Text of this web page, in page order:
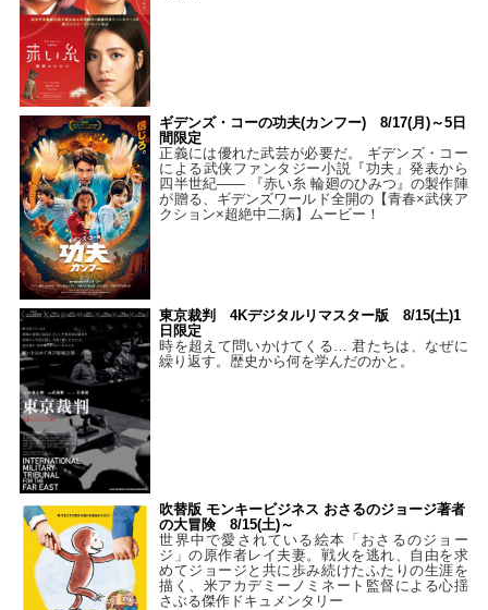
ギデンズ・コーの功夫(カンフー) 8/17(月)～5日
間限定
正義には優れた武芸が必要だ。 ギデンズ・コー
による武侠ファンタジー小説『功夫』発表から
四半世紀―― 『赤い糸 輪廻のひみつ』の製作陣
が贈る、ギデンズワールド全開の【青春×武侠ア
クション×超絶中二病】ムービー！
東京裁判 4Kデジタルリマスター版 8/15(土)1
日限定
時を超えて問いかけてくる… 君たちは、なぜに
繰り返す。歴史から何を学んだのかと。
吹替版 モンキービジネス おさるのジョージ著者
の大冒険 8/15(土)～
世界中で愛されている絵本「おさるのジョー
ジ」の原作者レイ夫妻。戦火を逃れ、自由を求
めてジョージと共に歩み続けたふたりの生涯を
描く、米アカデミーノミネート監督による心揺
さぶる傑作ドキュメンタリー